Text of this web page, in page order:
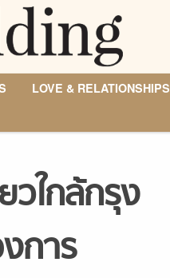
LOVE & RELATIONSHIPS
ใกล้กรุง
การ